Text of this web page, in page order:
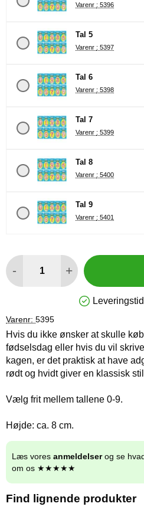
Varenr : 5396
Tal 5
Varenr : 5397
Tal 6
Varenr : 5398
Tal 7
Varenr : 5399
Tal 8
Varenr : 5400
Tal 9
Varenr : 5401
- +
Varenr: 5395
Hvis du ikke ønsker at skulle
fødselsdag eller hvis du vil
kagen, er det praktisk at have
rødt og hvidt giver en klassisk
Vælg frit mellem tallene 0-9.
Højde: ca. 8 cm.
Læs vores anmeldelserog se
om os ★★★★★
Find lignende produkter